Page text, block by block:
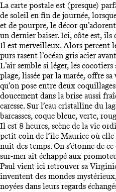
La carte postale est (presque)
de soleil en fin de journée,
et de pourpre, le décor
un dernier baiser. Ici, côte est, ils
Il est merveilleux. Alors percent
purs rasent l’océan gris acier
L’air semble si léger, les
plage, lissée par la marée, offre
qu’on pose entre deux
doucement dans la brise aussi
caresse. Sur l’eau cristalline du
barcasses, coque bleue, verte,
Il est 8 heures, scène de la vie
petit coin de l’île Maurice où
nuit des temps. On s’étonne de
sur-mer ait échappé aux
Paul vient ici retrouver sa
inventent des mondes
noyées dans leurs regards